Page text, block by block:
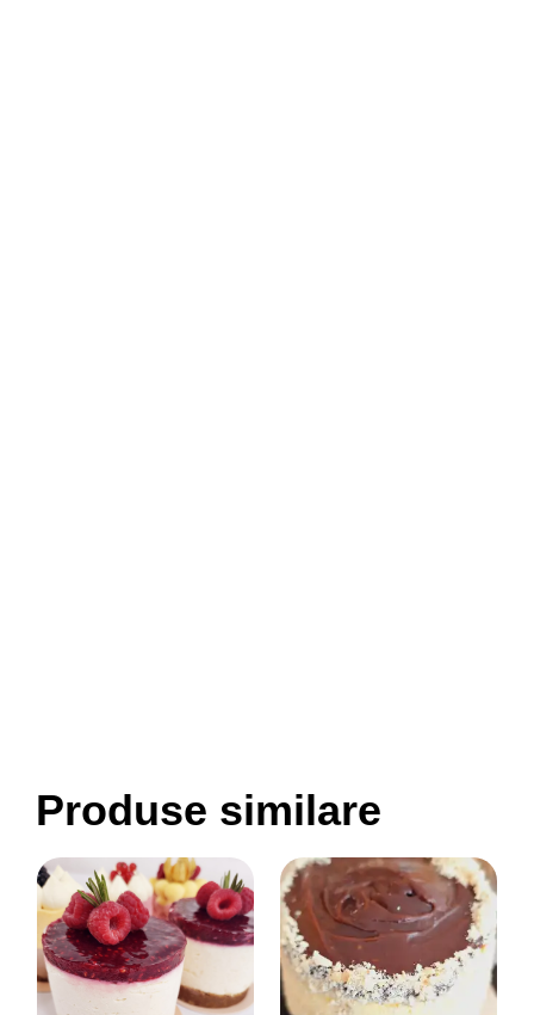
Produse similare